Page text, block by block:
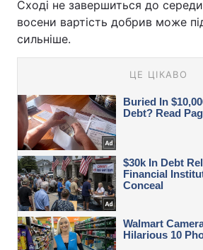
Сході не завершиться до
восени вартість добрив може
сильніше.